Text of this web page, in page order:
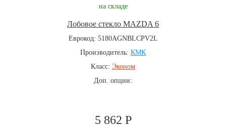
на складе
Лобовое стекло MAZDA 6
Еврокод: 5180AGNBLCPV2L
Производитель: КМК
Класс: Эконом
Доп. опции:
5 862 Р